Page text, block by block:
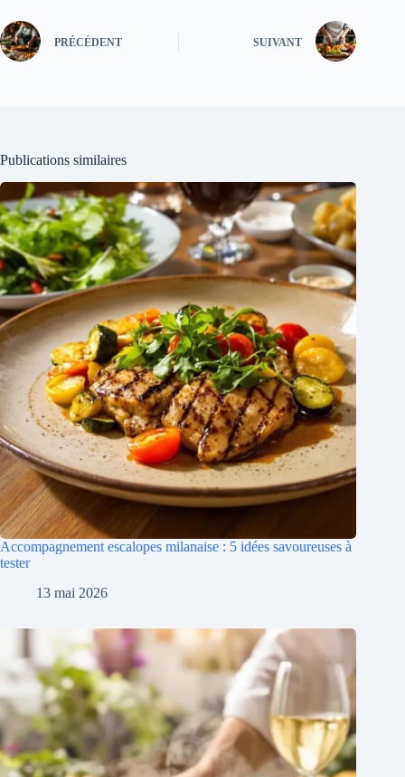
PRÉCÉDENT SUIVANT
Publications similaires
Accompagnement escalopes milanaise : 5 idées savoureuses à
tester
13 mai 2026